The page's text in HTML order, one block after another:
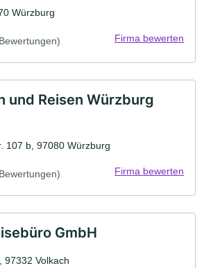
Würzburg
Firma bewerten
und Reisen Würzburg
107 b, 97080 Würzburg
Firma bewerten
GmbH
97332 Volkach